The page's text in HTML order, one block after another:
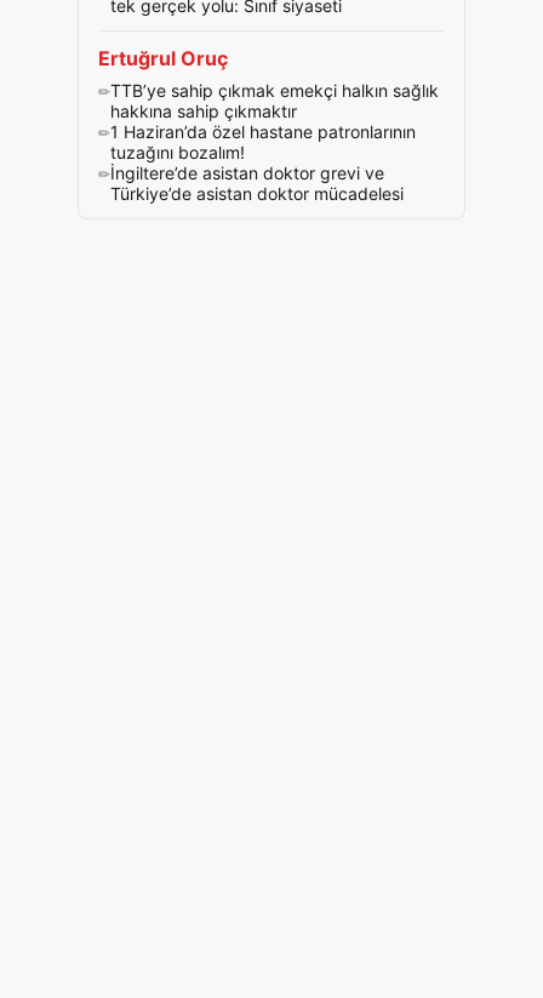
tek gerçek yolu: Sınıf siyaseti
Ertuğrul Oruç
TTB’ye sahip çıkmak emekçi halkın sağlık
hakkına sahip çıkmaktır
1 Haziran’da özel hastane patronlarının
tuzağını bozalım!
İngiltere’de asistan doktor grevi ve
Türkiye’de asistan doktor mücadelesi